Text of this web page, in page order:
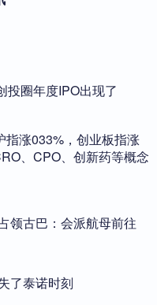
投圈年度IPO出现了
指涨033%，创业板指涨
、CPO、创新药等概念
领古巴：会派航母前往
了泰诺时刻